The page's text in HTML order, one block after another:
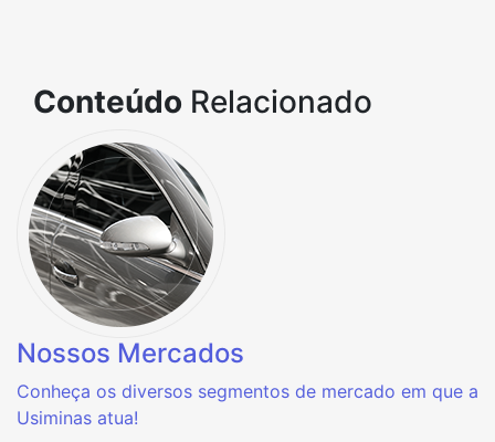
Conteúdo Relacionado
Nossos Mercados
Conheça os diversos segmentos de mercado em que a
Usiminas atua!